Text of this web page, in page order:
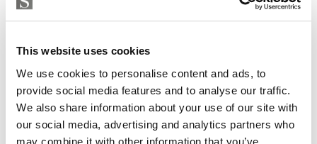
This website uses cookies
We use cookies to personalise content and ads, to
provide social media features and to analyse our traffic.
We also share information about your use of our site with
our social media, advertising and analytics partners who
may combine it with other information that you’ve
Mikäli harrastetilan kaikki neliöt eivät juuri nyt tunnu
kokoinen sisäuima-allasvaraus. Asiantuntevalle
viininystävälle löytyy oma viinikellari, jonka kosteuden
ja lämpötilan voit säätää omien mieltymystesi
mukaiseksi.